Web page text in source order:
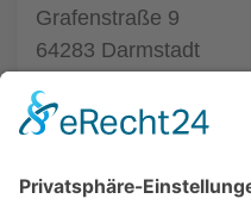
Grafenstraße 9
64283 Darmstadt
zur Augenarztpraxis